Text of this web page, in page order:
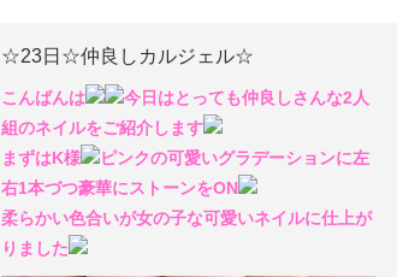
☆23日☆仲良しカルジェル☆
こんばんは
今日はとっても仲良しさんな2人
組のネイルをご紹介します
まずはK様
ピンクの可愛いグラデーションに左
右1本づつ豪華にストーンをON
柔らかい色合いが女の子な可愛いネイルに仕上が
りました